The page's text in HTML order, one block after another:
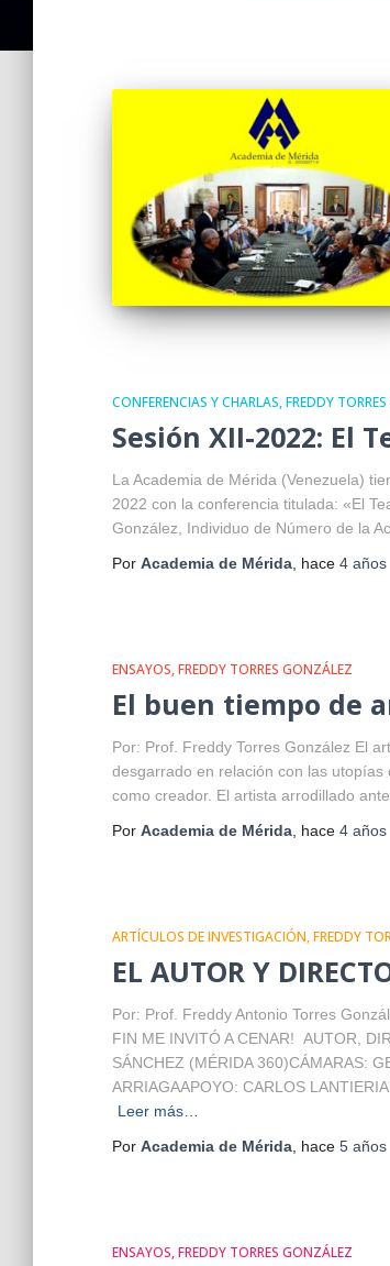
CONFERENCIAS Y CHARLAS FREDDY
Sesión XII-2022: El
La Academia de Mérida (Venezuela)
2022 con la conferencia titulada: «El
González, Individuo de Número de la
Por Academia de Mérida , hace 4 años
ENSAYOS FREDDY TORRES GONZÁLEZ
El buen tiempo de
Por: Prof. Freddy Torres González El
desgarrado en relación con las
como creador. El artista arrodillado
Por Academia de Mérida , hace 4 años
ARTÍCULOS DE INVESTIGACIÓN FREDDY
EL AUTOR Y
Por: Prof. Freddy Antonio Torres
FIN ME INVITÓ A CENAR! AUTOR,
SÁNCHEZ (MÉRIDA 360)CÁMARAS:
ARRIAGAAPOYO: CARLOS
Leer más…
Por Academia de Mérida , hace 5 años
ENSAYOS FREDDY TORRES GONZÁLEZ